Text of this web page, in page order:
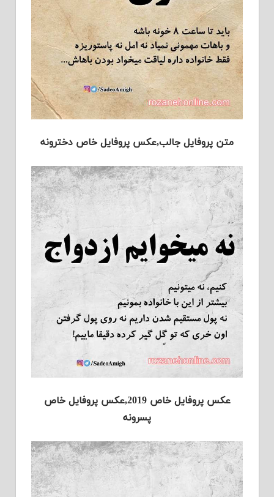
متن پروفایل جالب,عکس پروفایل خاص دخترونه
عکس پروفایل خاص 2019,عکس پروفایل خاص
پسرونه